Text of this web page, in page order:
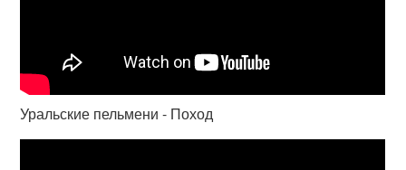
Уральские пельмени - Поход